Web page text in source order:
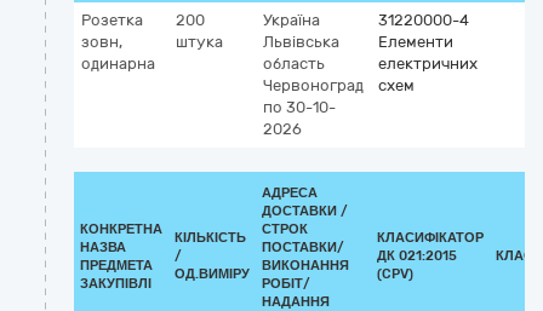
Розетка
зовн,
одинарна
200
штука
Україна
Львівська
область
Червоноград
по 30-10-
2026
31220000-4
Елементи
електричних
схем
КОНКРЕТНА
НАЗВА
ПРЕДМЕТА
ЗАКУПІВЛІ
КІЛЬКІСТЬ
/
ОД.ВИМІРУ
АДРЕСА
ДОСТАВКИ /
СТРОК
ПОСТАВКИ/
ВИКОНАННЯ
РОБІТ/
НАДАННЯ
КЛАСИФІКАТОР
ДК 021:2015
(CPV)